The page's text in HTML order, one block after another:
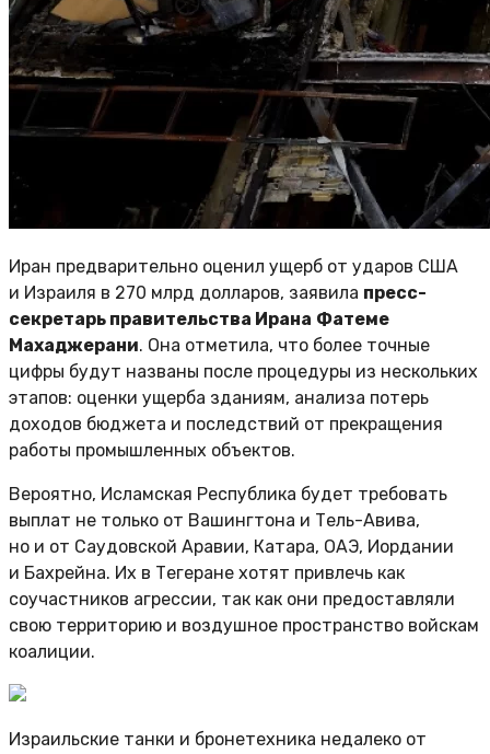
Иран предварительно оценил ущерб от ударов США
и Израиля в 270 млрд долларов, заявила пресс-
секретарь правительства Ирана Фатеме
Махаджерани. Она отметила, что более точные
цифры будут названы после процедуры из нескольких
этапов: оценки ущерба зданиям, анализа потерь
доходов бюджета и последствий от прекращения
работы промышленных объектов.
Вероятно, Исламская Республика будет требовать
выплат не только от Вашингтона и Тель-Авива,
но и от Саудовской Аравии, Катара, ОАЭ, Иордании
и Бахрейна. Их в Тегеране хотят привлечь как
соучастников агрессии, так как они предоставляли
свою территорию и воздушное пространство войскам
коалиции.
Израильские танки и бронетехника недалеко от